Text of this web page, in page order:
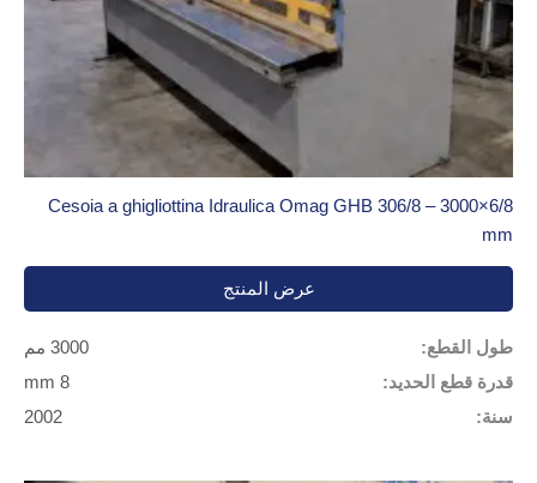
Cesoia a ghigliottina Idraulica Omag GHB 306/8 – 3000×6/8
mm
عرض المنتج
طول القطع:
3000 مم
قدرة قطع الحديد:
8 mm
سنة:
2002